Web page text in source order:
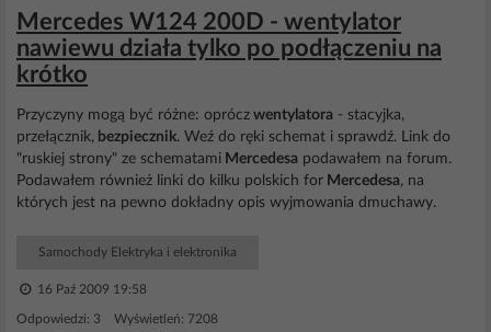
Mercedes W124 200D - wentylator
nawiewu działa tylko po podłączeniu na
krótko
Przyczyny mogą być różne: oprócz wentylatora - stacyjka,
przełącznik, bezpiecznik. Weź do ręki schemat i sprawdź. Link do
"ruskiej strony" ze schematami Mercedesa podawałem na forum.
Podawałem również linki do kilku polskich for Mercedesa, na
których jest na pewno dokładny opis wyjmowania dmuchawy.
Samochody Elektryka i elektronika
16 Paź 2009 19:58
Odpowiedzi: 3 Wyświetleń: 7208